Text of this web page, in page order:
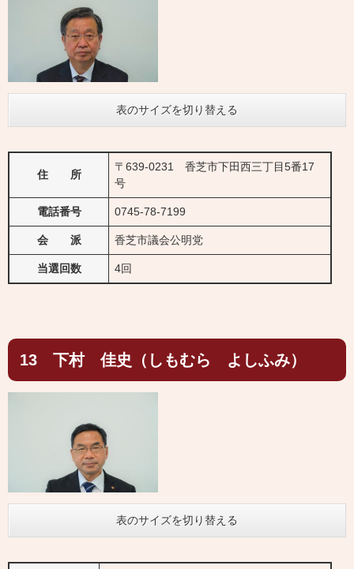
表のサイズを切り替える
住 所
〒639-0231 香芝市下田西三丁目5番17
号
電話番号 0745-78-7199
会 派 香芝市議会公明党
当選回数 4回
13 下村 佳史（しもむら よしふみ）
表のサイズを切り替える